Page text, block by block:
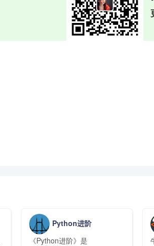
Python进阶
《Python进阶》是